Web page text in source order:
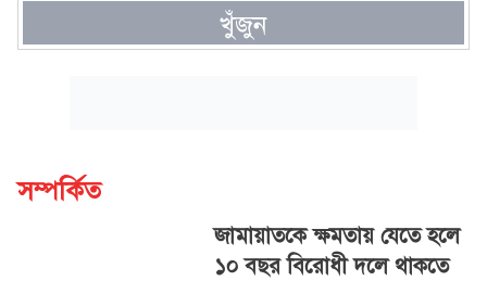
খুঁজুন
সম্পর্কিত
জামায়াতকে ক্ষমতায় যেতে হলে
১০ বছর বিরোধী দলে থাকতে